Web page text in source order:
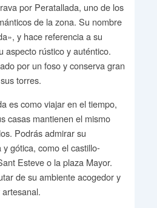
por Peratallada, uno de los
de la zona. Su nombre
y hace referencia a su
aspecto rústico y auténtico.
por un foso y conserva gran
torres.
es como viajar en el tiempo,
casas mantienen el mismo
Podrás admirar su
gótica, como el castillo-
Esteve o la plaza Mayor.
de su ambiente acogedor y